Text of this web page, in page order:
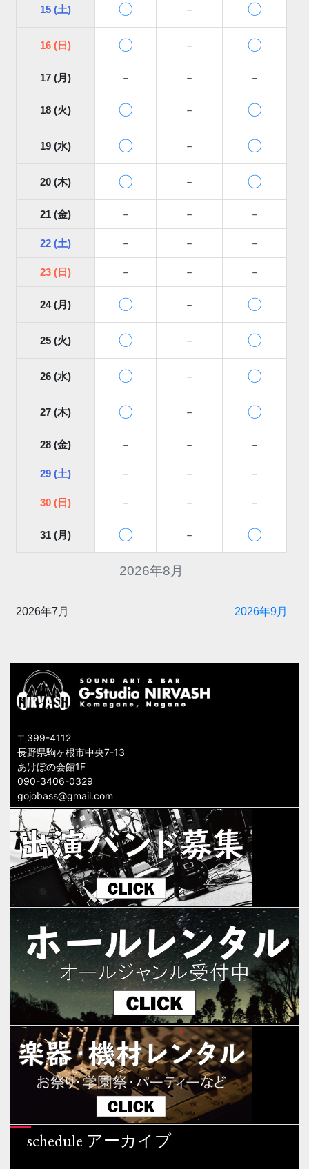
2026年8月
15 (土) 〇 － 〇
16 (日) 〇 － 〇
17 (月) － － －
18 (火) 〇 － 〇
19 (水) 〇 － 〇
20 (木) 〇 － 〇
21 (金) － － －
22 (土) － － －
23 (日) － － －
24 (月) 〇 － 〇
25 (火) 〇 － 〇
26 (水) 〇 － 〇
27 (木) 〇 － 〇
28 (金) － － －
29 (土) － － －
30 (日) － － －
31 (月) 〇 － 〇
2026年7月 2026年9月
〒399-4112
長野県駒ヶ根市中央7-13
あけぼの会館1F
090-3406-0329
gojobass@gmail.com
schedule アーカイブ